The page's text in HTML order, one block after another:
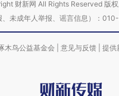
财新网 All Rights Reserved 版
、未成年人举报、谣言信息）：
木鸟公益基金会 意见与反馈 提供